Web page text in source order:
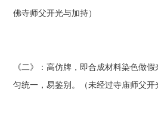
佛寺师父开光与加持）
《二》：高仿牌，即合成材料染色做
匀统一，易鉴别。（未经过寺庙师父开